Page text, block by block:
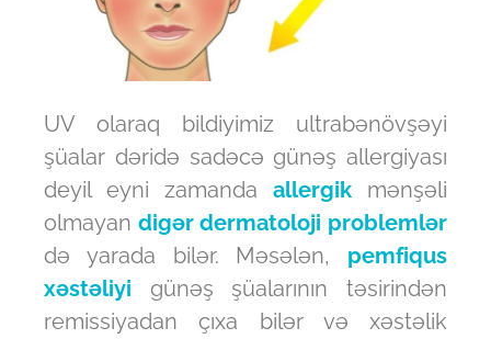
UV olaraq bildiyimiz ultrabənövşəyi
şüalar dəridə sadəcə günəş allergiyası
deyil eyni zamanda allergik mənşəli
olmayan digər dermatoloji problemlər
də yarada bilər. Məsələn, pemfiqus
xəstəliyi günəş şüalarının təsirindən
remissiyadan çıxa bilər və xəstəlik